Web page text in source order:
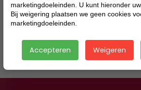
|
marketingdoeleinden. U kunt hieronder
Bij weigering plaatsen we geen cookies
marketingdoeleinden.
Accepteren Weigeren